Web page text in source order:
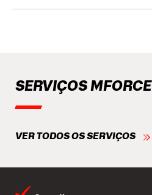
SERVIÇOS MFORCE
VER TODOS OS SERVIÇOS